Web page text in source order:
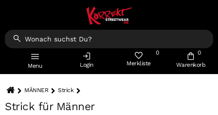
Menu Login Merkliste
0
Warenkorb
0
MÄNNER Strick
Strick für Männer